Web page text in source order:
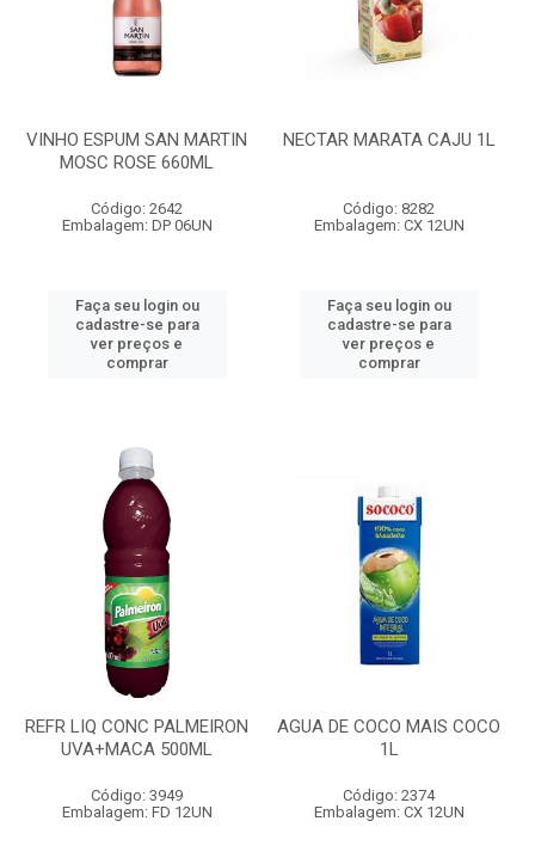
VINHO ESPUM SAN MARTIN
MOSC ROSE 660ML
Código: 2642
Embalagem: DP 06UN
Faça seu login ou
cadastre-se para
ver preços e
comprar
NECTAR MARATA CAJU 1L
Código: 8282
Embalagem: CX 12UN
Faça seu login ou
cadastre-se para
ver preços e
comprar
REFR LIQ CONC PALMEIRON
UVA+MACA 500ML
Código: 3949
Embalagem: FD 12UN
AGUA DE COCO MAIS COCO
1L
Código: 2374
Embalagem: CX 12UN